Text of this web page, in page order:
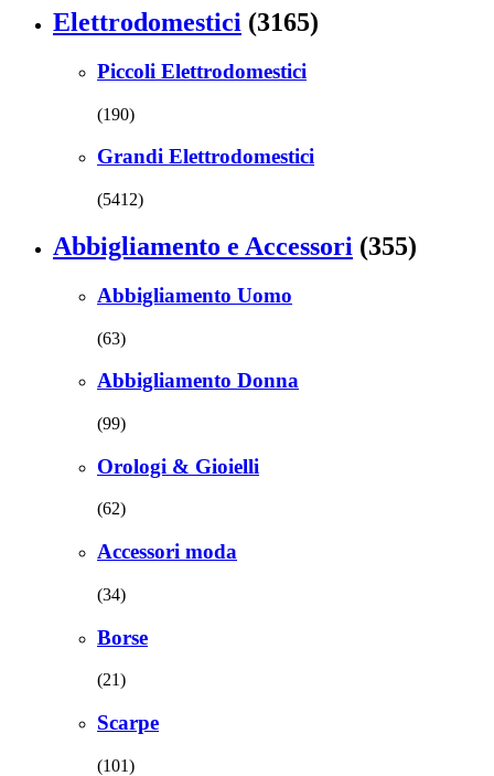
Elettrodomestici (3165)
Piccoli Elettrodomestici
(190)
Grandi Elettrodomestici
(5412)
Abbigliamento e Accessori (355)
Abbigliamento Uomo
(63)
Abbigliamento Donna
(99)
Orologi & Gioielli
(62)
Accessori moda
(34)
Borse
(21)
Scarpe
(101)